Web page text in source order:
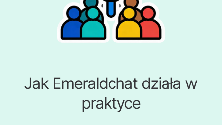
Jak Emeraldchat działa w
praktyce